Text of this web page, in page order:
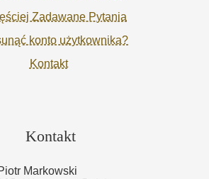
Zadawane Pytania
konto użytkownika?
Kontakt
Kontakt
Markowski